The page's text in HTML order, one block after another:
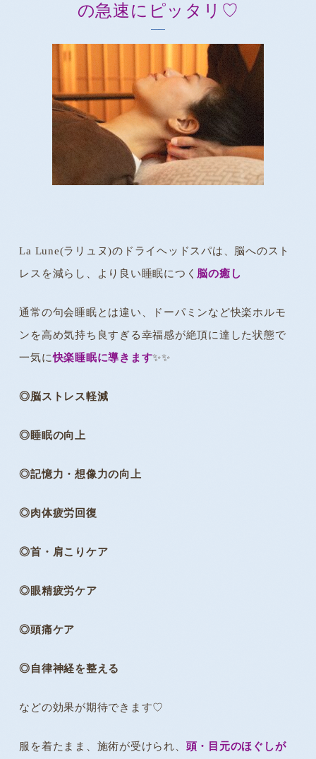
の急速にピッタリ♡
La Lune(ラリュヌ)のドライヘッドスパは、脳へのスト
レスを減らし、より良い睡眠につく 脳の癒し
通常の句会睡眠とは違い、ドーパミンなど快楽ホルモ
ンを高め気持ち良すぎる幸福感が絶頂に達した状態で
一気に快楽睡眠に導きます✨️✨️
◎脳ストレス軽減
◎睡眠の向上
◎記憶力・想像力の向上
◎肉体疲労回復
◎首・肩こりケア
◎眼精疲労ケア
◎頭痛ケア
◎自律神経を整える
などの効果が期待できます♡
服を着たまま、施術が受けられ、 頭・目元のほぐしが